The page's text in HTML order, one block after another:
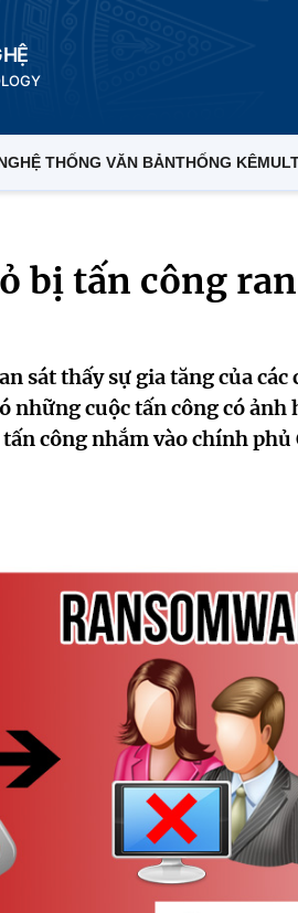
HỆ THỐNG VĂN BẢNTHỐNG KÊ
bị tấn công
sát thấy sự gia tăng của
những cuộc tấn công có
công nhắm vào chính phủ